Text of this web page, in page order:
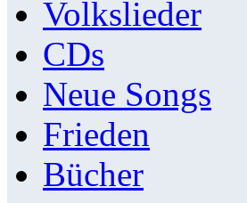
Volkslieder
CDs
Neue Songs
Frieden
Bücher